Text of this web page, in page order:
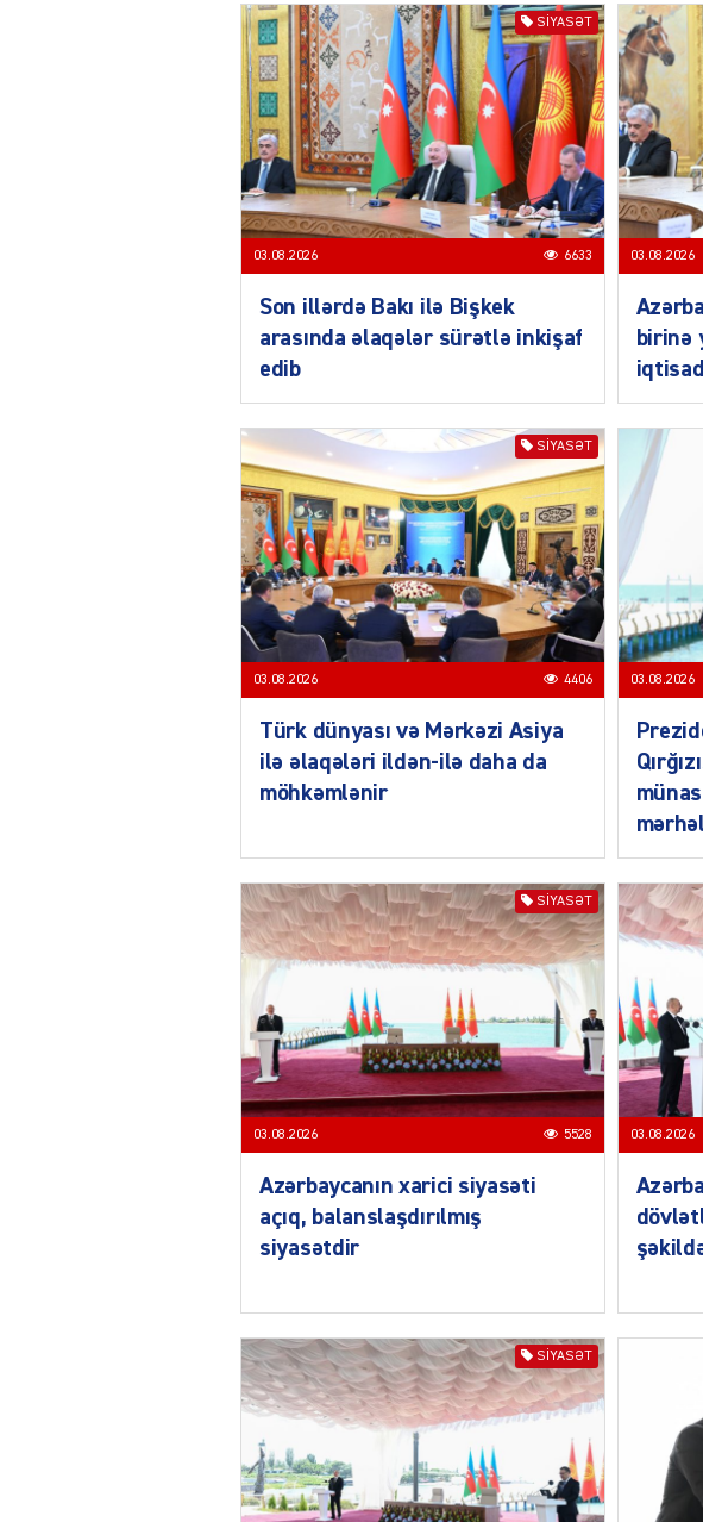
SIYASƏT
03.08.2026 6633
Son illərdə Bakı ilə Bişkek
arasında əlaqələr sürətlə inkişaf
edib
03.08.2026
birinə
SIYASƏT
03.08.2026 4406
Türk dünyası və Mərkəzi Asiya
ilə əlaqələri ildən-ilə daha da
möhkəmlənir
03.08.2026
SIYASƏT
03.08.2026 5528
Azərbaycanın xarici siyasəti
açıq, balanslaşdırılmış
siyasətdir
03.08.2026
SIYASƏT